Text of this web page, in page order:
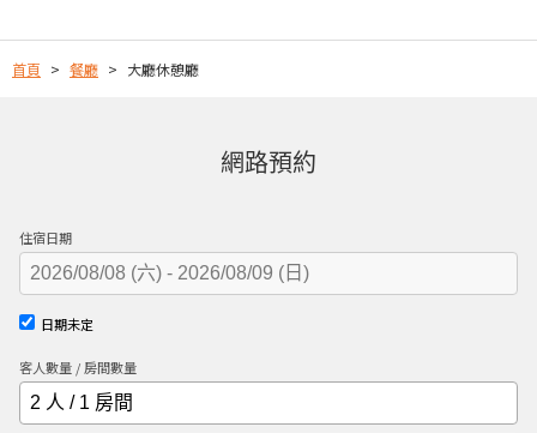
首頁 餐廳 大廳休憩廳
網路預約
住宿日期
日期未定
客人數量 / 房間數量